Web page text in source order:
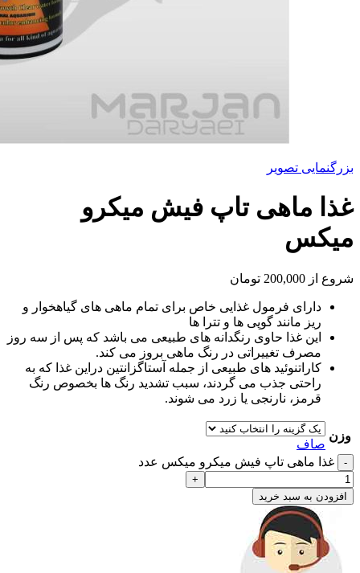
بزرگنمایی تصویر
غذا ماهی تاپ فیش میکرو
میکس
شروع از 200,000 تومان
دارای فرمول غذایی خاص برای تمام ماهی های گیاهخوار و
ریز مانند گوپی ها و تترا ها
این غذا حاوی رنگدانه های طبیعی می باشد که پس از سه روز
مصرف تغییراتی در رنگ ماهی بروز می کند.
کاراتنوئید های طبیعی از جمله آستاگزانتین دراین غذا که به
راحتی جذب می گردند، سبب تشدید رنگ ها بخصوص رنگ
قرمز، نارنجی یا زرد می شوند.
وزن
صاف
غذا ماهی تاپ فیش میکرو میکس عدد
افزودن به سبد خرید